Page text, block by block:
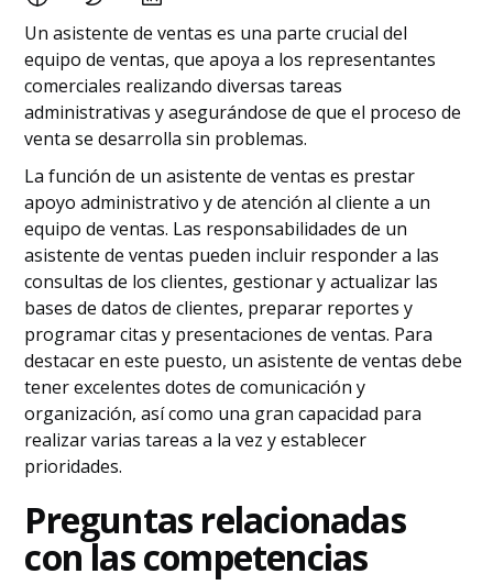
Un asistente de ventas es una parte crucial del
equipo de ventas, que apoya a los representantes
comerciales realizando diversas tareas
administrativas y asegurándose de que el proceso de
venta se desarrolla sin problemas.
La función de un asistente de ventas es prestar
apoyo administrativo y de atención al cliente a un
equipo de ventas. Las responsabilidades de un
asistente de ventas pueden incluir responder a las
consultas de los clientes, gestionar y actualizar las
bases de datos de clientes, preparar reportes y
programar citas y presentaciones de ventas. Para
destacar en este puesto, un asistente de ventas debe
tener excelentes dotes de comunicación y
organización, así como una gran capacidad para
realizar varias tareas a la vez y establecer
prioridades.
Preguntas relacionadas
con las competencias